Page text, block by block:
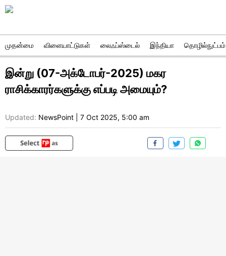
முதன்மை விளையாட்டுகள் லைஃப்ஸ்டைல் இந்தியா தொழில்நுட்பம்
இன்று (07-அக்டோபர்-2025) மகர
ராசிக்காரர்களுக்கு எப்படி அமையும்?
Updated: NewsPoint 7 Oct 2025, 5:00 am